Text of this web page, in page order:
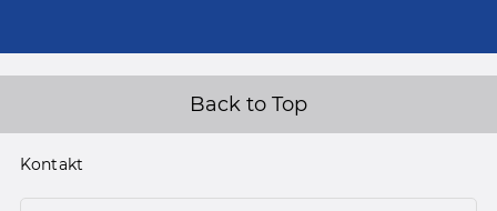
Back to Top
Kontakt